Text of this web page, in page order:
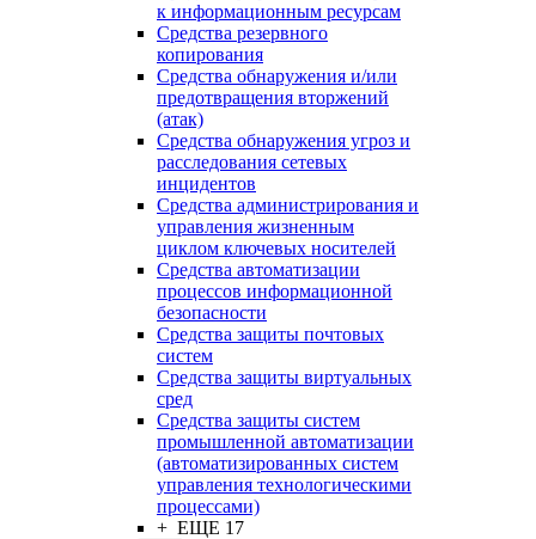
к информационным ресурсам
Средства резервного
копирования
Средства обнаружения и/или
предотвращения вторжений
(атак)
Средства обнаружения угроз и
расследования сетевых
инцидентов
Средства администрирования и
управления жизненным
циклом ключевых носителей
Средства автоматизации
процессов информационной
безопасности
Средства защиты почтовых
систем
Средства защиты виртуальных
сред
Средства защиты систем
промышленной автоматизации
(автоматизированных систем
управления технологическими
процессами)
+ ЕЩЕ 17